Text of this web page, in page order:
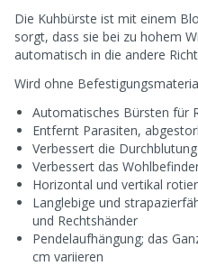
Die Kuhbürste ist mit einem
sorgt, dass sie bei zu hohem
automatisch in die andere
Wird ohne
Automatisches Bürsten für
Entfernt Parasiten,
Verbessert die
Verbessert das
Horizontal und vertikal
Langlebige und
und Rechtshänder
Pendelaufhängung; das
cm variieren